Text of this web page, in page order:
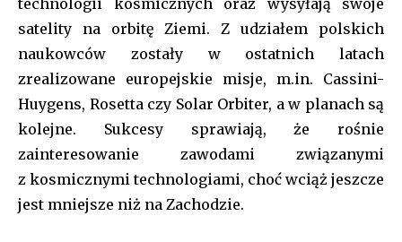
satelity na orbitę Ziemi. Z udziałem polskich
naukowców zostały w ostatnich latach
zrealizowane europejskie misje, m.in. Cassini-
Huygens, Rosetta czy Solar Orbiter, a w planach są
kolejne. Sukcesy sprawiają, że rośnie
zainteresowanie zawodami związanymi
z kosmicznymi technologiami, choć wciąż jeszcze
jest mniejsze niż na Zachodzie.